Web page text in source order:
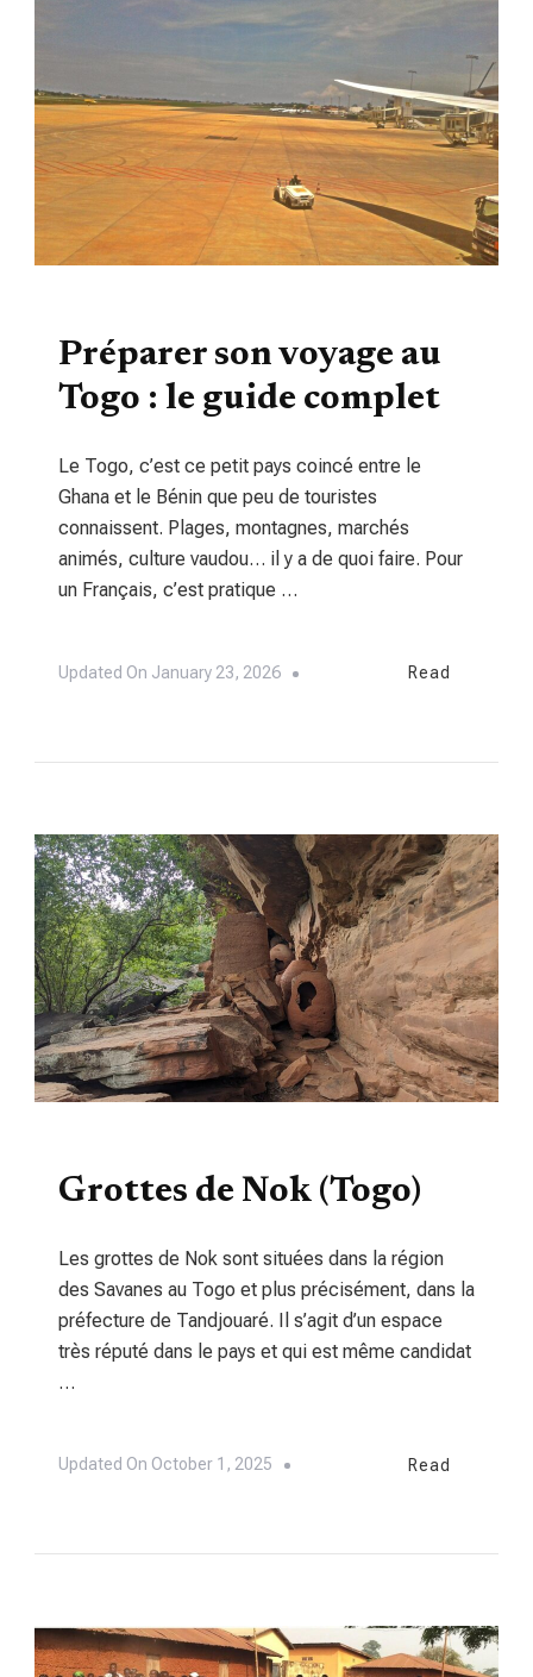
Préparer son voyage au
Togo : le guide complet
Le Togo, c’est ce petit pays coincé entre le
Ghana et le Bénin que peu de touristes
connaissent. Plages, montagnes, marchés
animés, culture vaudou… il y a de quoi faire. Pour
un Français, c’est pratique …
Updated On January 23, 2026 Read
Grottes de Nok (Togo)
Les grottes de Nok sont situées dans la région
des Savanes au Togo et plus précisément, dans la
préfecture de Tandjouaré. Il s’agit d’un espace
très réputé dans le pays et qui est même candidat
…
Updated On October 1, 2025 Read